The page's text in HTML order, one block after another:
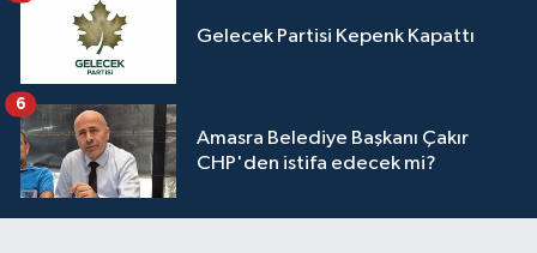
Gelecek Partisi Kepenk Kapattı
Amasra Belediye Başkanı Çakır
CHP'den istifa edecek mi?
6